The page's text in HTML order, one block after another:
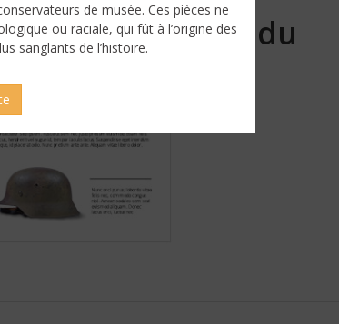
Vendu
de musée. Ces pièces ne
ou raciale, qui fût à l’origine des
sanglants de l’histoire.